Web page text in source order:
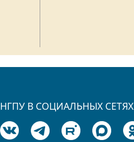
НГПУ В СОЦИАЛЬНЫХ СЕТЯХ